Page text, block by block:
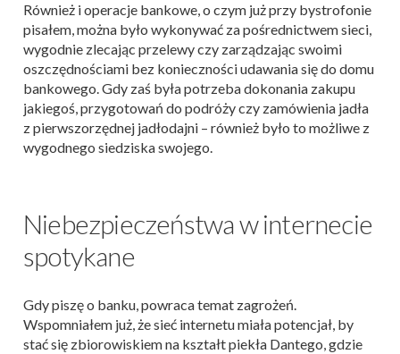
Również i operacje bankowe, o czym już przy bystrofonie
pisałem, można było wykonywać za pośrednictwem sieci,
wygodnie zlecając przelewy czy zarządzając swoimi
oszczędnościami bez konieczności udawania się do domu
bankowego. Gdy zaś była potrzeba dokonania zakupu
jakiegoś, przygotowań do podróży czy zamówienia jadła
z pierwszorzędnej jadłodajni – również było to możliwe z
wygodnego siedziska swojego.
Niebezpieczeństwa w internecie
spotykane
Gdy piszę o banku, powraca temat zagrożeń.
Wspomniałem już, że sieć internetu miała potencjał, by
stać się zbiorowiskiem na kształt piekła Dantego, gdzie